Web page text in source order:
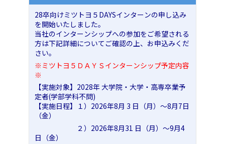
28卒向けミツトヨ５DAYSインターンの申し込み
を開始いたしました。
当社のインターンシップへの参加をご希望される
方は下記詳細についてご確認の上、お申込みくだ
さい。
※ミツトヨ５ＤＡＹＳインターンシップ予定内容
※
【実施対象】2028年 大学院・大学・高専卒業予
定者(学部学科不問)
【実施日程】１）2026年8月 3 日（月）～8月7日
（金）
２）2026年8月31 日（月）～9月4
日（金）